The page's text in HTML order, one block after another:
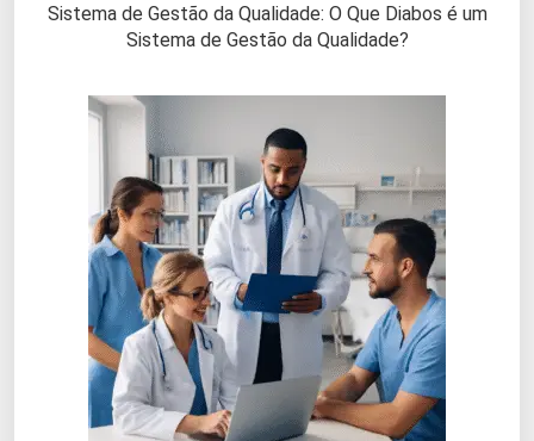
Sistema de Gestão da Qualidade: O Que Diabos é um
Sistema de Gestão da Qualidade?